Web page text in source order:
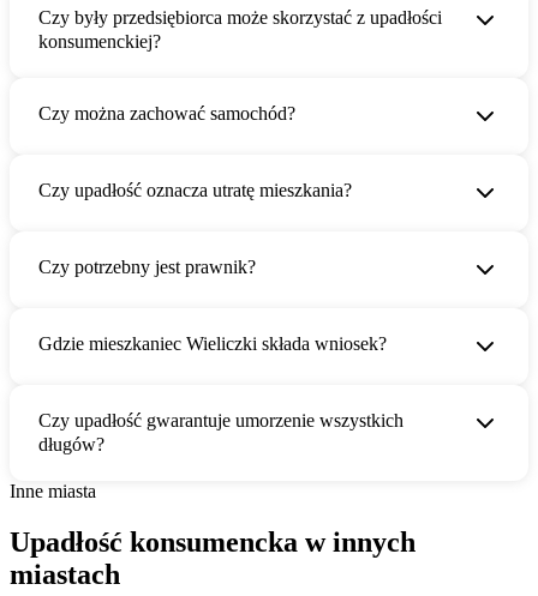
Czy były przedsiębiorca może skorzystać z upadłości
konsumenckiej?
Czy można zachować samochód?
Czy upadłość oznacza utratę mieszkania?
Czy potrzebny jest prawnik?
Gdzie mieszkaniec Wieliczki składa wniosek?
Czy upadłość gwarantuje umorzenie wszystkich
długów?
Inne miasta
Upadłość konsumencka w innych
miastach